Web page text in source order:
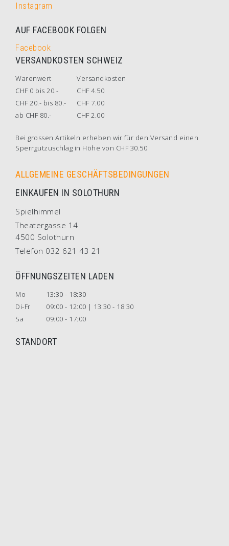
Instagram
AUF FACEBOOK FOLGEN
Facebook
VERSANDKOSTEN SCHWEIZ
Warenwert
Versandkosten
CHF 0 bis 20.-
CHF 4.50
CHF 20.- bis 80.-
CHF 7.00
ab CHF 80.-
CHF 2.00
Bei grossen Artikeln erheben wir für den Versand einen
Sperrgutzuschlag in Höhe von CHF 30.50
ALLGEMEINE GESCHÄFTSBEDINGUNGEN
EINKAUFEN IN SOLOTHURN
Spielhimmel
Theatergasse 14
4500 Solothurn
Telefon 032 621 43 21
ÖFFNUNGSZEITEN LADEN
Mo
13:30 - 18:30
Di-Fr
09:00 - 12:00 | 13:30 - 18:30
Sa
09:00 - 17:00
STANDORT